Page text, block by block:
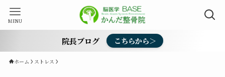
MENU
院長ブログ こちらから＞
ホーム ストレス